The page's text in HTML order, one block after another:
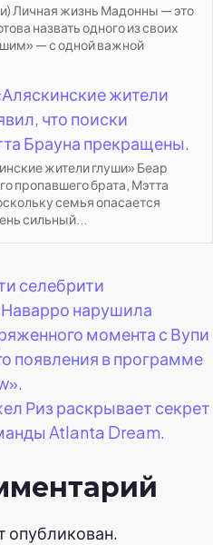
Личная жизнь Мадонны — это
назвать одного из своих
— с одной важной
жители
что поиски
Брауна прекращены.
жители глуши» Беар
пропавшего брата, Мэтта
семья опасается
сильный...
селебрити
нарушила
момента с Вупи
появления в программе
Риз раскрывает секрет
Atlanta Dream.
опубликован.